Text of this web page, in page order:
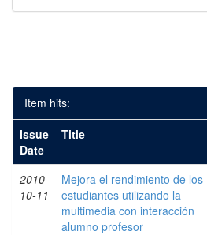
Item hits:
Issue
Date
Title
2010-
10-11
Mejora el rendimiento de los
estudiantes utilizando la
multimedia con interacción
alumno profesor